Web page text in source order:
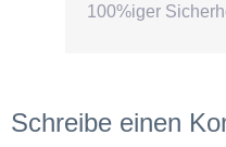
100%iger
Schreibe einen